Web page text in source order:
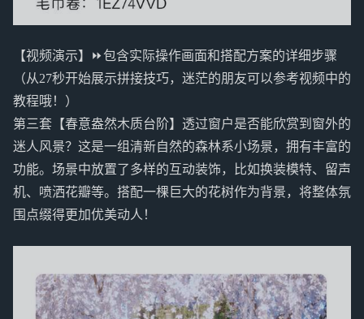
【视频演示】⏩️包含实际操作画面和搭配方案的详细步骤
（从27秒开始展示拼接技巧，迷茫的朋友可以参考视频中的
教程哦！）
第三套【春意盎然木质台阶】透过窗户是否能欣赏到窗外的
迷人风景？这是一组清新自然的森林系小场景，拥有丰富的
功能。场景中放置了多样的互动装饰，比如换装模特、留声
机、喷洒花瓣等。搭配一棵巨大的花树作为背景，将整体氛
围点缀得更加优美动人！